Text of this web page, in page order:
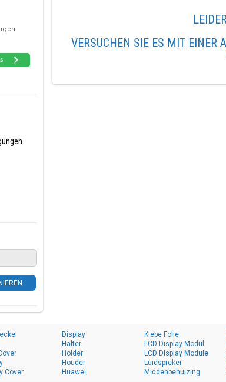
VERSUCHEN SIE ES MIT EINER
Cover
Display
Halter
Holder
Houder
Huawei
Klebe Folie
LCD Display Modul
LCD Display Module
Luidspreker
Middenbehuizing